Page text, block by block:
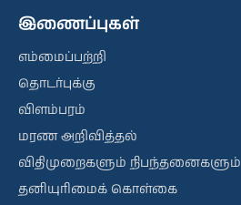
இணைப்புகள்
எம்மைப்பற்றி
தொடர்புக்கு
விளம்பரம்
மரண அறிவித்தல்
விதிமுறைகளும் நிபந்தனைகளும்
தனியுரிமைக் கொள்கை